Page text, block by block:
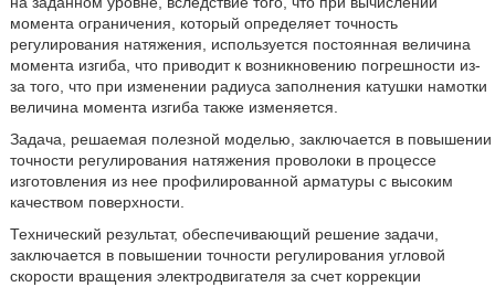
момента ограничения, который определяет точность
регулирования натяжения, используется постоянная величина
момента изгиба, что приводит к возникновению погрешности из-
за того, что при изменении радиуса заполнения катушки намотки
величина момента изгиба также изменяется.
Задача, решаемая полезной моделью, заключается в повышении
точности регулирования натяжения проволоки в процессе
изготовления из нее профилированной арматуры с высоким
качеством поверхности.
Технический результат, обеспечивающий решение задачи,
заключается в повышении точности регулирования угловой
скорости вращения электродвигателя за счет коррекции